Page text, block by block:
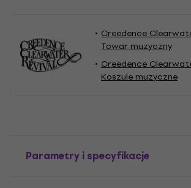
Creedence
Towar muzyczny
Creedence
Koszule muzyczne
Parametry i specyfikacje